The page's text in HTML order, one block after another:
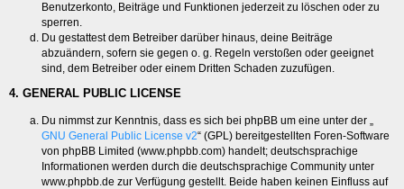
Benutzerkonto, Beiträge und Funktionen jederzeit zu löschen oder zu
sperren.
Du gestattest dem Betreiber darüber hinaus, deine Beiträge
abzuändern, sofern sie gegen o. g. Regeln verstoßen oder geeignet
sind, dem Betreiber oder einem Dritten Schaden zuzufügen.
4. GENERAL PUBLIC LICENSE
Du nimmst zur Kenntnis, dass es sich bei phpBB um eine unter der „
GNU General Public License v2“ (GPL) bereitgestellten Foren-Software
von phpBB Limited (www.phpbb.com) handelt; deutschsprachige
Informationen werden durch die deutschsprachige Community unter
www.phpbb.de zur Verfügung gestellt. Beide haben keinen Einfluss auf